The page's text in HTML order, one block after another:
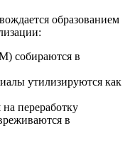
образованием
собираются в
утилизируются как
переработку
в